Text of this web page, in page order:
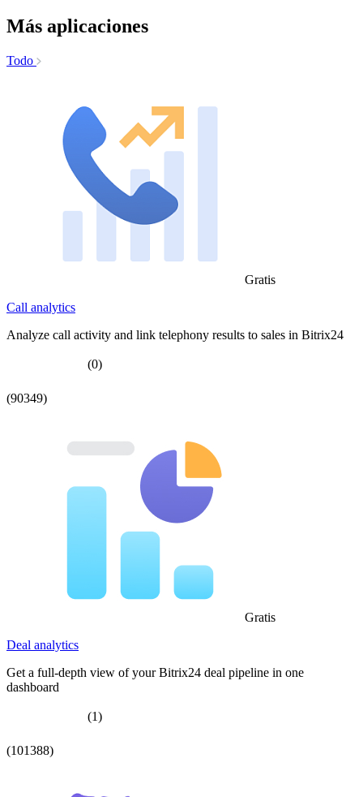
Más aplicaciones
Todo
Gratis
Call analytics
Analyze call activity and link telephony results to sales in Bitrix24
(0)
(90349)
Gratis
Deal analytics
Get a full-depth view of your Bitrix24 deal pipeline in one
dashboard
(1)
(101388)